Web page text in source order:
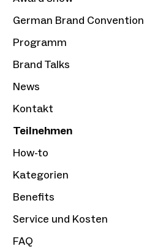
German Brand Convention
Programm
Brand Talks
News
Kontakt
Teilnehmen
How-to
Kategorien
Benefits
Service und Kosten
FAQ